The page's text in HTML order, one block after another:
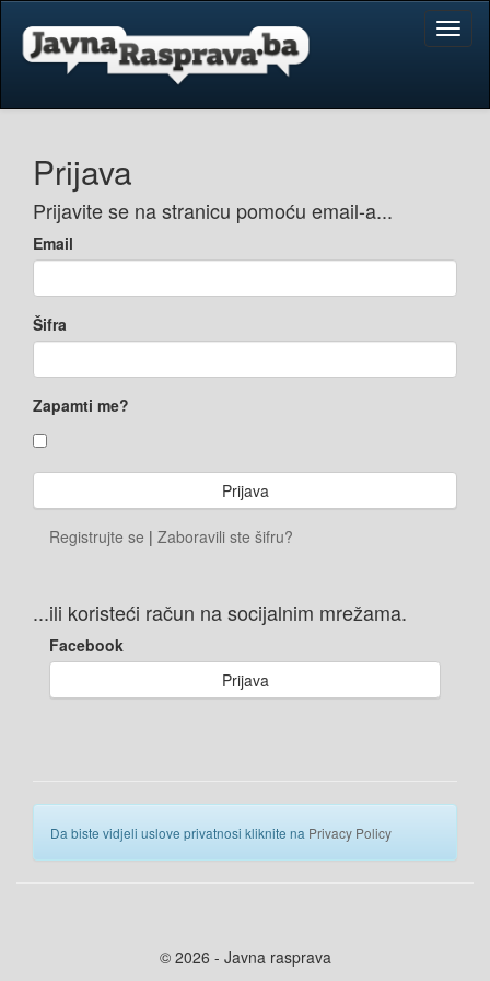
Prijava
Prijavite se na stranicu pomoću email-a...
Email
Šifra
Zapamti me?
Registrujte se | Zaboravili ste šifru?
...ili koristeći račun na socijalnim mrežama.
Facebook
Prijava
Da biste vidjeli uslove privatnosi kliknite na Privacy Policy
© 2026 - Javna rasprava